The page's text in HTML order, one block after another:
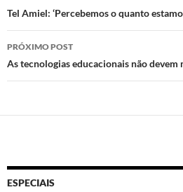
de
posts
Tel Amiel: ‘Percebemos o quanto
PRÓXIMO POST
As tecnologias educacionais não
ESPECIAIS